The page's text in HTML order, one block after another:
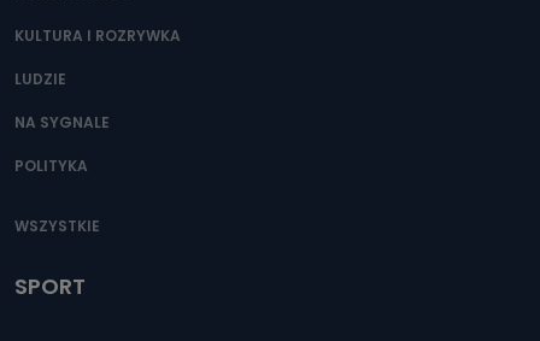
KULTURA I ROZRYWKA
LUDZIE
NA SYGNALE
POLITYKA
WSZYSTKIE
SPORT